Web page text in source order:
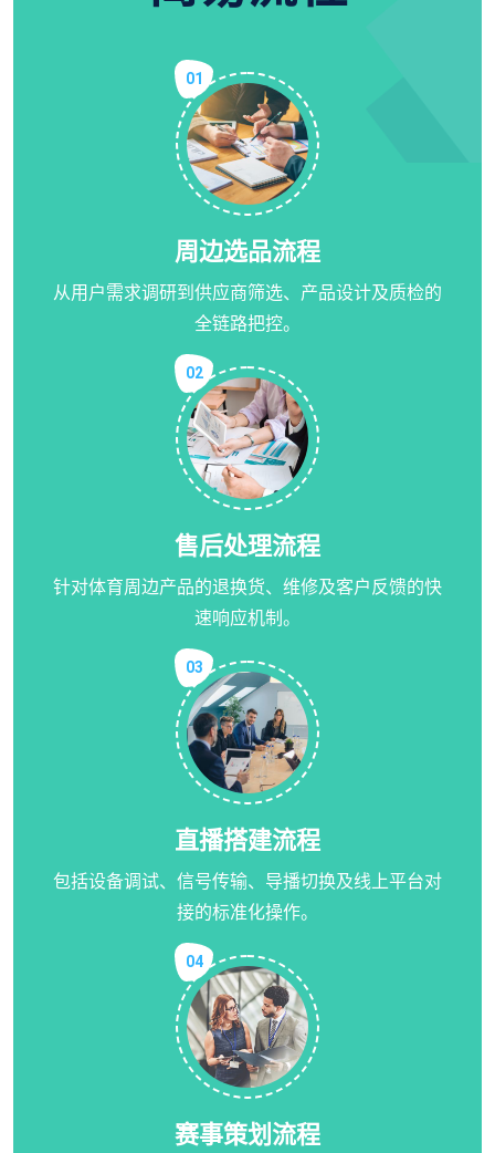
01
周边选品流程
从用户需求调研到供应商筛选、产品设计及质检的
全链路把控。
02
售后处理流程
针对体育周边产品的退换货、维修及客户反馈的快
速响应机制。
03
直播搭建流程
包括设备调试、信号传输、导播切换及线上平台对
接的标准化操作。
04
赛事策划流程